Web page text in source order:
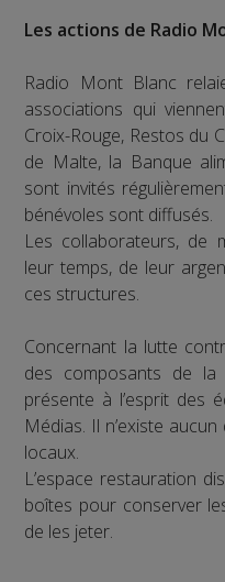
Les actions de Radio
Radio Mont Blanc
associations qui
Croix-Rouge, Restos du
de Malte, la Banque
sont invités
bénévoles sont diffusés.
Les collaborateurs, de
leur temps, de leur
ces structures.
Concernant la lutte
des composants de
présente à l’esprit des
Médias. Il n’existe
locaux.
L’espace restauration
boîtes pour conserver
de les jeter.